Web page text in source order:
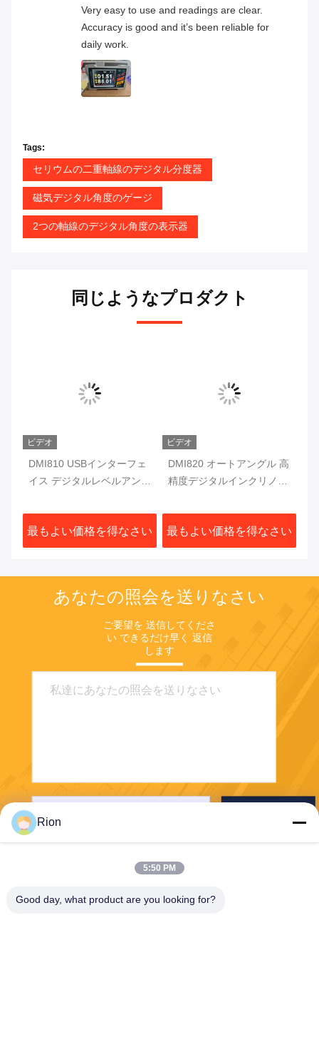
Very easy to use and readings are clear.
Accuracy is good and it’s been reliable for
daily work.
Tags:
セリウムの二重軸線のデジタル分度器
磁気デジタル角度のゲージ
2つの軸線のデジタル角度の表示器
同じようなプロダクト
ビデオ
DMI810 USBインターフェ
イス デジタルレベルアング
ト 10Hz シングルアクシス
プロトラクター
最もよい価格を得なさい
ビデオ
DMI820 オートアングル 高
精度デジタルインクリノメ
級
最もよい価格を得なさい
あなたの照会を送りなさい
ご要望を 送信してくださ
い できるだけ早く 返信
します
Rion
5:50 PM
Good day, what product are you looking for?